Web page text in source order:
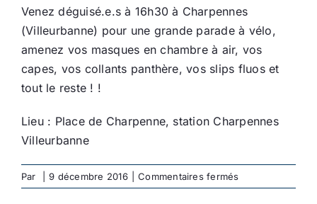
Venez déguisé.e.s à 16h30 à Charpennes
(Villeurbanne) pour une grande parade à vélo,
amenez vos masques en chambre à air, vos
capes, vos collants panthère, vos slips fluos et
tout le reste ! !
Lieu : Place de Charpenne, station Charpennes
Villeurbanne
Par 9 décembre 2016 Commentaires ferméssur
SAMEDI